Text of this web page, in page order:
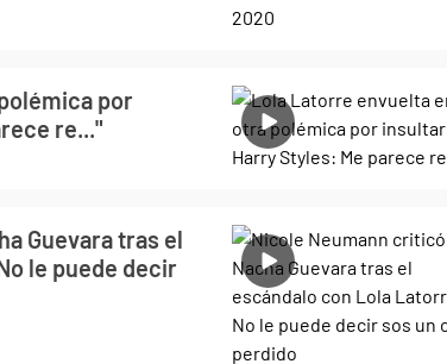
por
re..."
Guevara tras el
le puede decir